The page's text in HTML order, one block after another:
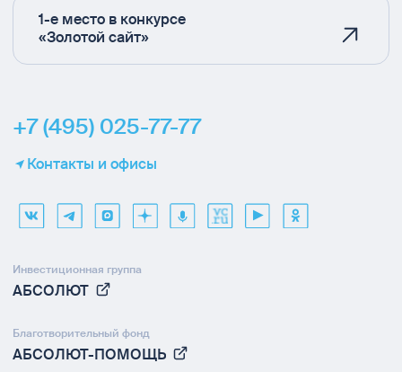
1-е место в конкурсе
«Золотой сайт»
+7 (495) 025-77-77
Контакты и офисы
Инвестиционная группа
АБСОЛЮТ
Благотворительный фонд
АБСОЛЮТ-ПОМОЩЬ